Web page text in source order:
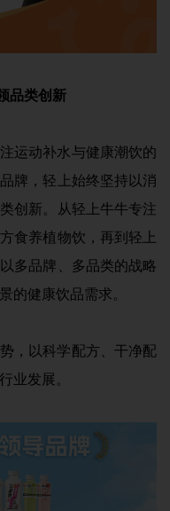
品类创新
运动补水与健康潮饮的
牌，轻上始终坚持以消
创新。从轻上牛牛专注
食养植物饮，再到轻上
多品牌、多品类的战略
的健康饮品需求。
，以科学配方、干净配
业发展。